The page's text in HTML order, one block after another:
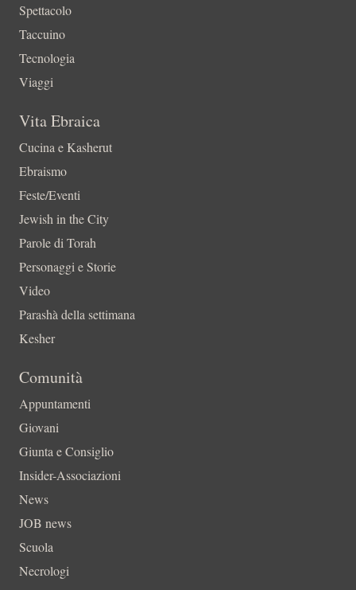
Spettacolo
Taccuino
Tecnologia
Viaggi
Vita Ebraica
Cucina e Kasherut
Ebraismo
Feste/Eventi
Jewish in the City
Parole di Torah
Personaggi e Storie
Video
Parashà della settimana
Kesher
Comunità
Appuntamenti
Giovani
Giunta e Consiglio
Insider-Associazioni
News
JOB news
Scuola
Necrologi